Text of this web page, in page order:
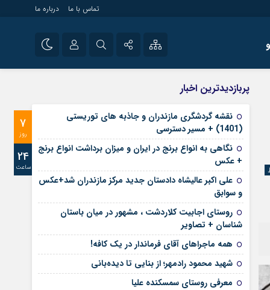
تماس با ما درباره ما
آپارات
رمز عبور
مرا به خاطر بسپار
راه اندازی سایت و
سایت های خبری و
پربازدیدترین اخبار
7
روز
24
ساعت
نقشه گردشگری مازندران و جاذبه های توریستی
(1401) + مسیر دسترسی
نگاهی به انواع برنج در ایران و میزان برداشت انواع برنج
+ عکس
علی‌ اکبر عالیشاه دادستان جدید مرکز مازندران شد+عکس
و سوابق
روستای اجابیت کلاردشت ، مشهور در میان باستان
شناسان + تصاویر
همه ماجراهای آقای فرماندار در یک کافه!
شهید محمود رادمهر؛ از بنایی تا دیده‌بانی
معرفی روستای سمسکنده علیا